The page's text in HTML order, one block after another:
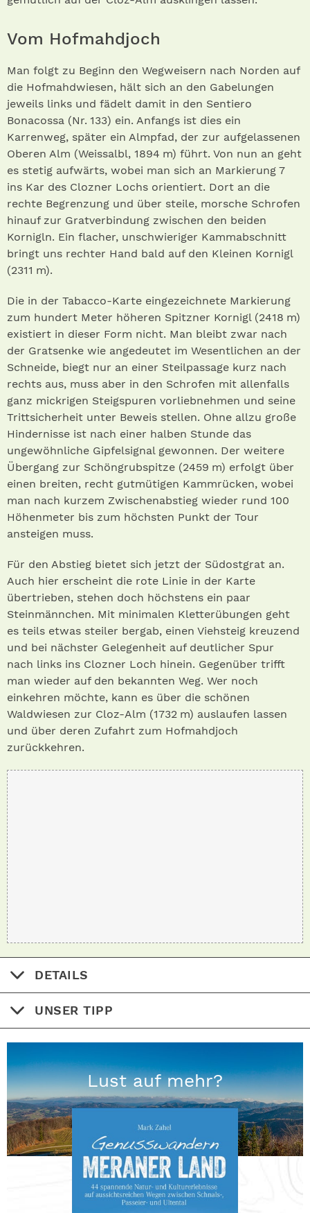
Vom Hofmahdjoch
Man folgt zu Beginn den Wegweisern nach Norden auf
die Hofmahdwiesen, hält sich an den Gabelungen
jeweils links und fädelt damit in den Sentiero
Bonacossa (Nr. 133) ein. Anfangs ist dies ein
Karrenweg, später ein Alm­pfad, der zur aufgelassenen
Oberen Alm (Weissalbl, 1894 m) führt. Von nun an geht
es stetig aufwärts, wobei man sich an Markierung 7
ins Kar des Clozner Lochs orientiert. Dort an die
rechte Begrenzung und über steile, morsche Schrofen
hinauf zur Gratverbindung zwischen den beiden
Kornigln. Ein flacher, unschwieriger Kammabschnitt
bringt uns rechter Hand bald auf den Kleinen Kornigl
(2311 m).
Die in der Tabacco-Karte eingezeichnete Markierung
zum hundert Meter höheren Spitzner Kornigl (2418 m)
existiert in dieser Form nicht. Man bleibt zwar nach
der Gratsenke wie angedeutet im Wesentlichen an der
Schneide, biegt nur an einer Steilpassage kurz nach
rechts aus, muss aber in den Schrofen mit allenfalls
ganz mickrigen Steigspuren vorliebnehmen und seine
Trittsicherheit unter Beweis stellen. Ohne allzu große
Hindernisse ist nach einer halben Stunde das
ungewöhnliche Gipfelsignal gewonnen. Der weitere
Übergang zur Schöngrubspitze (2459 m) erfolgt über
einen breiten, recht gutmütigen Kammrücken, wobei
man nach kurzem Zwischenabstieg wieder rund 100
Höhenmeter bis zum höchsten Punkt der Tour
ansteigen muss.
Für den Abstieg bietet sich jetzt der Südostgrat an.
Auch hier erscheint die rote Linie in der Karte
übertrieben, stehen doch höchstens ein paar
Steinmännchen. Mit minimalen Kletterübungen geht
es teils etwas steiler bergab, einen Viehsteig kreuzend
und bei nächster Gelegenheit auf deutlicher Spur
nach links ins Clozner Loch hinein. Gegenüber trifft
man wieder auf den bekannten Weg. Wer noch
einkehren möchte, kann es über die schönen
Waldwiesen zur Cloz-Alm (1732 m) auslaufen lassen
und über deren Zufahrt zum Hofmahdjoch
zurückkehren.
DETAILS
UNSER TIPP
Lust auf mehr?